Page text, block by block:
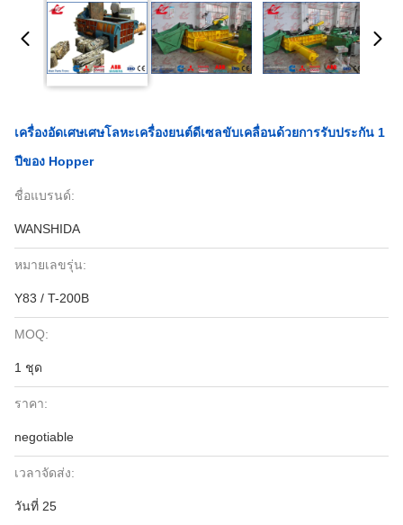
เครื่องอัดเศษเศษโลหะเครื่องยนต์ดีเซลขับเคลื่อนด้วยการรับประกัน 1
ปีของ Hopper
ชื่อแบรนด์:
WANSHIDA
หมายเลขรุ่น:
Y83 / T-200B
MOQ:
1 ชุด
ราคา:
negotiable
เวลาจัดส่ง:
วันที่ 25